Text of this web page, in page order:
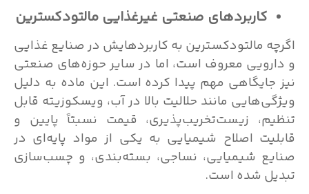
کاربردهای صنعتی غیرغذایی مالتودکسترین
اگرچه مالتودکسترین به کاربرد‌هایش در صنایع غذایی
و دارویی معروف است، اما در سایر حوزه‌های صنعتی
نیز جایگاهی مهم پیدا کرده است. این ماده به دلیل
ویژگی‌هایی مانند حلالیت بالا در آب، ویسکوزیته قابل
تنظیم، زیست‌تخریب‌پذیری، قیمت نسبتاً پایین و
قابلیت اصلاح شیمیایی به یکی از مواد پایه‌ای در
صنایع شیمیایی، نساجی، بسته‌بندی، و چسب‌سازی
تبدیل شده است.